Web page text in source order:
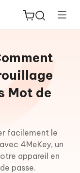
Mot de
facilement le
4MeKey, un
appareil en
passe.